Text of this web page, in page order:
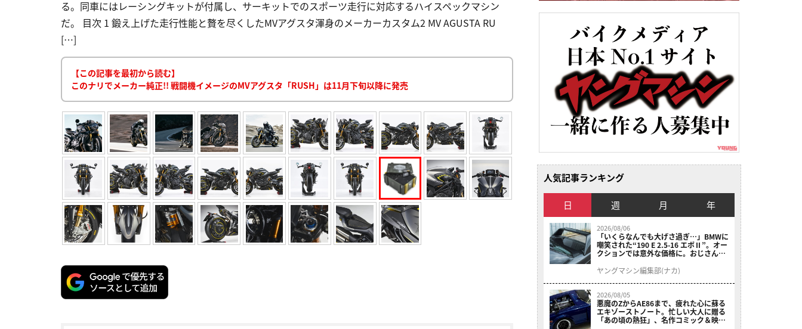
る。同車にはレーシングキットが付属し、サーキットでのスポーツ走行に対応するハイスペックマシン
だ。 目次 1 鍛え上げた走行性能と贅を尽くしたMVアグスタ渾身のメーカーカスタム2 MV AGUSTA RU
[…]
【この記事を最初から読む】
このナリでメーカー純正!! 戦闘機イメージのMVアグスタ「RUSH」は11月下旬以降に発売
人気記事ランキング
日 週 月 年
2026/08/06
「いくらなんでも大げさ過ぎ…」BMWに
嘲笑された“190 E 2.5-16 エボⅡ”。オー
クションでは意外な価格に。おじさん達
ヤングマシン編集部(ナカ)
2026/08/05
悪魔のZからAE86まで、疲れた心に蘇る
エキゾーストノート。忙しい大人に贈る
「あの頃の熱狂」、名作コミック＆映画